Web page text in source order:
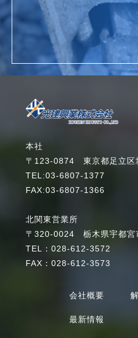
詳細を
本社
〒123-0874 東京都足立区
TEL:03-6807-1377
FAX:03-6807-1366
北関東営業所
〒320-0024 栃木県宇都
TEL：028-612-3572
FAX：028-612-3573
会社概要
最新情報